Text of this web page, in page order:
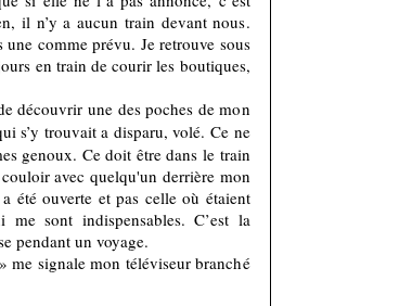
il n’y a aucun train devant nous.
comme prévu. Je retrouve sous
en train de courir les boutiques,
découvrir une des poches de mon
s’y trouvait a disparu, volé. Ce ne
genoux. Ce doit être dans le train
avec quelqu'un derrière mon
été ouverte et pas celle où étaient
me sont indispensables. C’est la
pendant un voyage.
me signale mon téléviseur branché